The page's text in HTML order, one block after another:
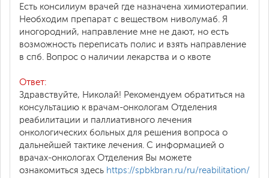
Есть консилиум врачей где назначена химиотерапии.
Необходим препарат с веществом ниволумаб. Я
иногородний, направление мне не дают, но есть
возможность переписать полис и взять направление
в спб. Вопрос о наличии лекарства и о квоте
Ответ:
Здравствуйте, Николай! Рекомендуем обратиться на
консультацию к врачам-онкологам Отделения
реабилитации и паллиативного лечения
онкологических больных для решения вопроса о
дальнейшей тактике лечения. С информацией о
врачах-онкологах Отделения Вы можете
ознакомиться здесь https://spbkbran.ru/ru/reabilitation/